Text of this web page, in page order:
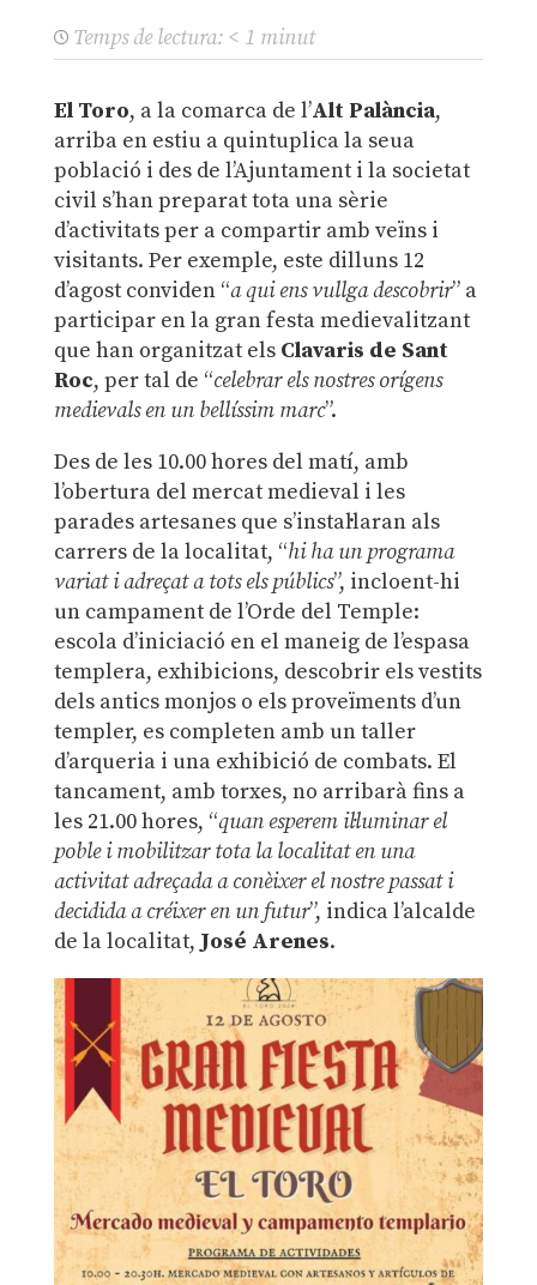
Temps de lectura: < 1 minut
El Toro, a la comarca de l’Alt Palància,
arriba en estiu a quintuplica la seua
població i des de l’Ajuntament i la societat
civil s’han preparat tota una sèrie
d’activitats per a compartir amb veïns i
visitants. Per exemple, este dilluns 12
d’agost conviden “a qui ens vullga descobrir” a
participar en la gran festa medievalitzant
que han organitzat els Clavaris de Sant
Roc, per tal de “celebrar els nostres orígens
medievals en un bellíssim marc”.
Des de les 10.00 hores del matí, amb
l’obertura del mercat medieval i les
parades artesanes que s’instal·laran als
carrers de la localitat, “hi ha un programa
variat i adreçat a tots els públics”, incloent-hi
un campament de l’Orde del Temple:
escola d’iniciació en el maneig de l’espasa
templera, exhibicions, descobrir els vestits
dels antics monjos o els proveïments d’un
templer, es completen amb un taller
d’arqueria i una exhibició de combats. El
tancament, amb torxes, no arribarà fins a
les 21.00 hores, “quan esperem il·luminar el
poble i mobilitzar tota la localitat en una
activitat adreçada a conèixer el nostre passat i
decidida a créixer en un futur”, indica l’alcalde
de la localitat, José Arenes.